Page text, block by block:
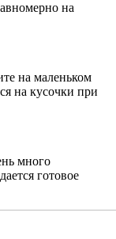
на
на маленьком
на кусочки при
много
готовое